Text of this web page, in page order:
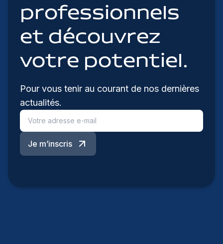
professionnels
et découvrez
votre potentiel.
Pour vous tenir au courant de nos dernières
actualités.
Je m’inscris